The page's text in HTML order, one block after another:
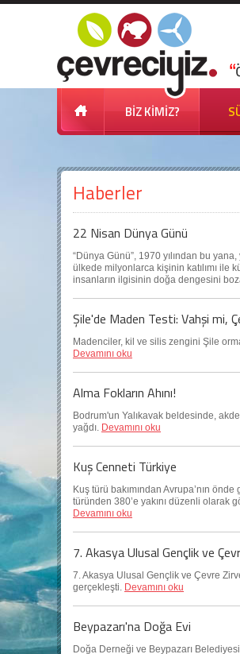
BİZ KİMİZ?
Haberler
22 Nisan Dünya Günü
“Dünya Günü”, 1970 yılından bu
ülkede milyonlarca kişinin katılımı ile
insanların ilgisinin doğa dengesini
Şile'de Maden Testi: Vahşi mi,
Madenciler, kil ve silis zengini Şile
Devamını oku
Alma Fokların Ahını!
Bodrum'un Yalıkavak beldesinde,
yağdı. Devamını oku
Kuş Cenneti Türkiye
Kuş türü bakımından Avrupa’nın
türünden 380’e yakını düzenli olarak
Devamını oku
7. Akasya Ulusal Gençlik ve
7. Akasya Ulusal Gençlik ve Çevre
gerçekleşti. Devamını oku
Beypazarı'na Doğa Evi
Doğa Derneği ve Beypazarı